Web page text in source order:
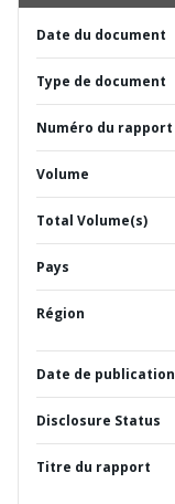
Date du document
Type de document
Numéro du rapport
Volume
Total Volume(s)
Pays
Région
Date de publication
Disclosure Status
Titre du rapport